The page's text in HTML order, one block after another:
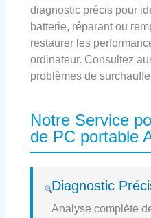
diagnostic précis pour
batterie, réparant ou
restaurer les
ordinateur. Consultez
problèmes de
Notre Service
de PC portable
Diagnostic
Analyse complète